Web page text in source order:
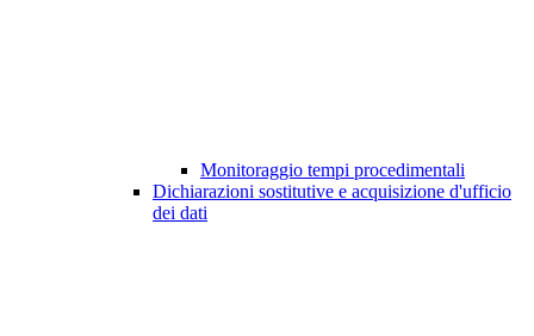
Monitoraggio tempi procedimentali
Dichiarazioni sostitutive e acquisizione d'ufficio
dei dati